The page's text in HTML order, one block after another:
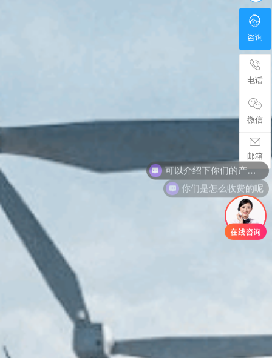
咨询
电话
微信
邮箱
可以介绍下你们的产品么
你们是怎么收费的呢